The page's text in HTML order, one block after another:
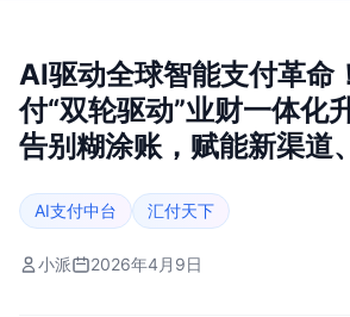
AI驱动全球智能支付革命
付“双轮驱动”业财一体化
告别糊涂账，赋能新渠道
AI支付中台 汇付天下
小派 2026年4月9日